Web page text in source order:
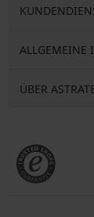
ALLGEMEINE
ÜBER